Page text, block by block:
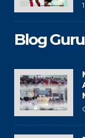
Blog Guru